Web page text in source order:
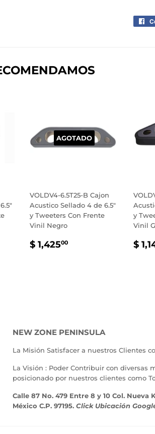
AGOTADO
VOLDV4-6.5T25-B Cajon
Acustico Sellado 4 de 6.5"
y Tweeters Con Frente
Vinil Negro
PRECIO
$ 1,42500
y
Vinil
$
NEW ZONE PENINSULA
La Misión Satisfacer a nuestros Clientes
La Visión : Poder Contribuir con diversas
posicionado por nuestros clientes como
Calle 87 No. 479 Entre 8 y 10 Col. Nueva
México C.P. 97195. Click Ubicación